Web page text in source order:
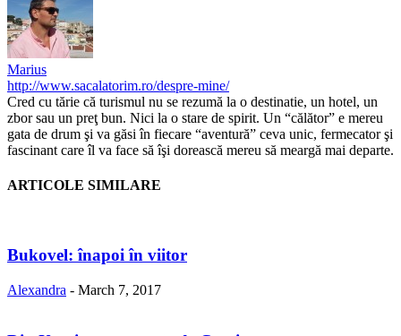
Marius
http://www.sacalatorim.ro/despre-mine/
Cred cu tărie că turismul nu se rezumă la o destinatie, un hotel, un
zbor sau un preţ bun. Nici la o stare de spirit. Un “călător” e mereu
gata de drum şi va găsi în fiecare “aventură” ceva unic, fermecator şi
fascinant care îl va face să îşi dorească mereu să meargă mai departe.
ARTICOLE SIMILARE
Bukovel: înapoi în viitor
Alexandra - March 7, 2017